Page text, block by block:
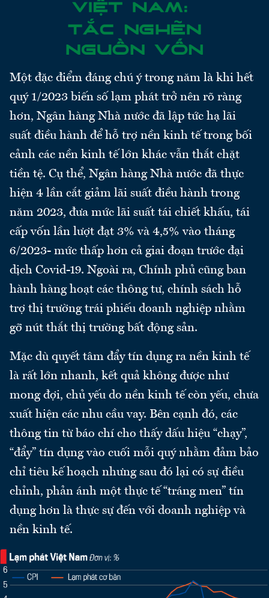
Một đặc điểm đáng chú ý trong năm là khi hết
quý 1/2023 biến số lạm phát trở nên rõ ràng
hơn, Ngân hàng Nhà nước đã lập tức hạ lãi
suất điều hành để hỗ trợ nền kinh tế trong bối
cảnh các nền kinh tế lớn khác vẫn thắt chặt
tiền tệ. Cụ thể, Ngân hàng Nhà nước đã thực
hiện 4 lần cắt giảm lãi suất điều hành trong
năm 2023, đưa mức lãi suất tái chiết khấu, tái
cấp vốn lần lượt đạt 3% và 4,5% vào tháng
6/2023- mức thấp hơn cả giai đoạn trước đại
dịch Covid-19. Ngoài ra, Chính phủ cũng ban
hành hàng hoạt các thông tư, chính sách hỗ
trợ thị trường trái phiếu doanh nghiệp nhằm
gỡ nút thắt thị trường bất động sản.
Mặc dù quyết tâm đẩy tín dụng ra nền kinh tế
là rất lớn nhanh, kết quả không được như
mong đợi, chủ yếu do nền kinh tế còn yếu, chưa
xuất hiện các nhu cầu vay. Bên cạnh đó, các
thông tin từ báo chí cho thấy dấu hiệu “chạy”,
“đẩy” tín dụng vào cuối mỗi quý nhằm đảm bảo
chỉ tiêu kế hoạch nhưng sau đó lại có sự điều
chỉnh, phản ánh một thực tế “tráng men” tín
dụng hơn là thực sự đến với doanh nghiệp và
nền kinh tế.